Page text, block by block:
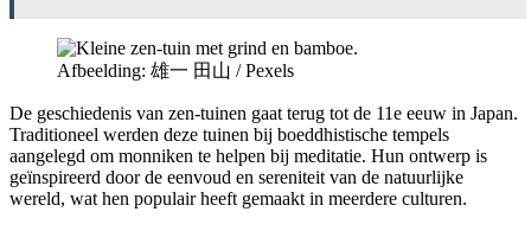
Afbeelding: 雄一 田山 / Pexels
De geschiedenis van zen-tuinen gaat terug tot de 11e eeuw in Japan.
Traditioneel werden deze tuinen bij boeddhistische tempels
aangelegd om monniken te helpen bij meditatie. Hun ontwerp is
geïnspireerd door de eenvoud en sereniteit van de natuurlijke
wereld, wat hen populair heeft gemaakt in meerdere culturen.